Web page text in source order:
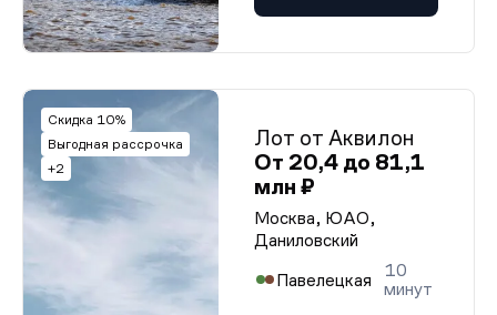
Скидка 10%
Выгодная рассрочка
+2
Лот от Аквилон
От 20,4 до 81,1
млн ₽
Москва, ЮАО,
Даниловский
Павелецкая
10
минут